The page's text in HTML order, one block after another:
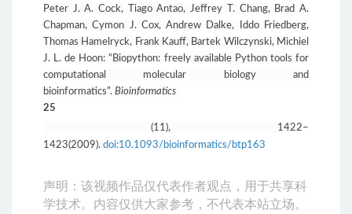
Peter J. A. Cock, Tiago Antao, Jeffrey T. Chang, Brad A.
Chapman, Cymon J. Cox, Andrew Dalke, Iddo Friedberg,
Thomas Hamelryck, Frank Kauff, Bartek Wilczynski, Michiel
J. L. de Hoon: “Biopython: freely available Python tools for
computational molecular biology and
bioinformatics”. Bioinformatics
25
(11), 1422–
1423(2009). doi:10.1093/bioinformatics/btp163
声明：该视频作品仅代表作者观点，用于共享科
学技术。内容仅供大家参考，不代表本站立场。